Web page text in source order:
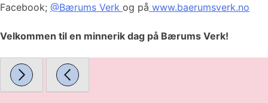
Facebook; @Bærums Verk og på www.baerumsverk.no
Velkommen til en minnerik dag på Bærums Verk!